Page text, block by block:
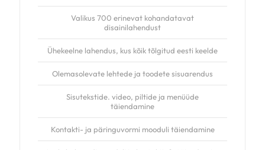
Valikus 700 erinevat kohandatavat
disainilahendust
Ühekeelne lahendus, kus kõik tõlgitud eesti keelde
Olemasolevate lehtede ja toodete sisuarendus
Sisutekstide. video, piltide ja menüüde
täiendamine
Kontakti- ja päringuvormi mooduli täiendamine